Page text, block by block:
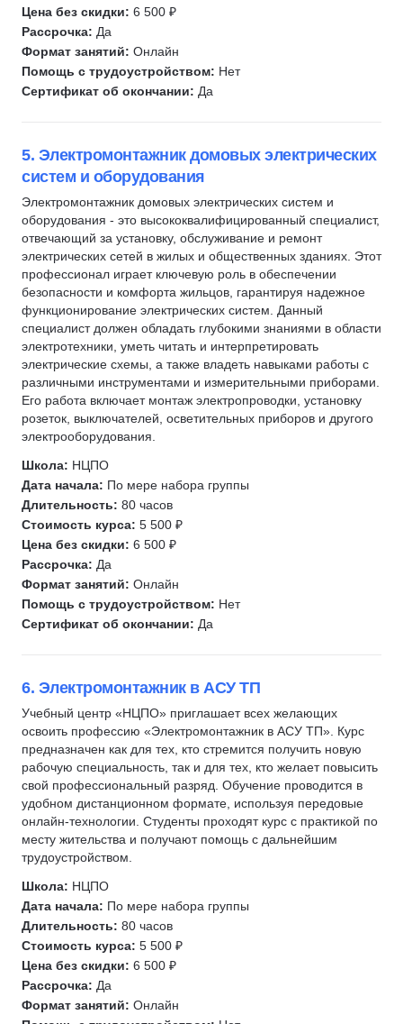
Цена без скидки: 6 500 ₽
Рассрочка: Да
Формат занятий: Онлайн
Помощь с трудоустройством: Нет
Сертификат об окончании: Да
5. Электромонтажник домовых электрических
систем и оборудования
Электромонтажник домовых электрических систем и
оборудования - это высококвалифицированный специалист,
отвечающий за установку, обслуживание и ремонт
электрических сетей в жилых и общественных зданиях. Этот
профессионал играет ключевую роль в обеспечении
безопасности и комфорта жильцов, гарантируя надежное
функционирование электрических систем. Данный
специалист должен обладать глубокими знаниями в области
электротехники, уметь читать и интерпретировать
электрические схемы, а также владеть навыками работы с
различными инструментами и измерительными приборами.
Его работа включает монтаж электропроводки, установку
розеток, выключателей, осветительных приборов и другого
электрооборудования.
Школа: НЦПО
Дата начала: По мере набора группы
Длительность: 80 часов
Стоимость курса: 5 500 ₽
Цена без скидки: 6 500 ₽
Рассрочка: Да
Формат занятий: Онлайн
Помощь с трудоустройством: Нет
Сертификат об окончании: Да
6. Электромонтажник в АСУ ТП
Учебный центр «НЦПО» приглашает всех желающих
освоить профессию «Электромонтажник в АСУ ТП». Курс
предназначен как для тех, кто стремится получить новую
рабочую специальность, так и для тех, кто желает повысить
свой профессиональный разряд. Обучение проводится в
удобном дистанционном формате, используя передовые
онлайн-технологии. Студенты проходят курс с практикой по
месту жительства и получают помощь с дальнейшим
трудоустройством.
Школа: НЦПО
Дата начала: По мере набора группы
Длительность: 80 часов
Стоимость курса: 5 500 ₽
Цена без скидки: 6 500 ₽
Рассрочка: Да
Формат занятий: Онлайн